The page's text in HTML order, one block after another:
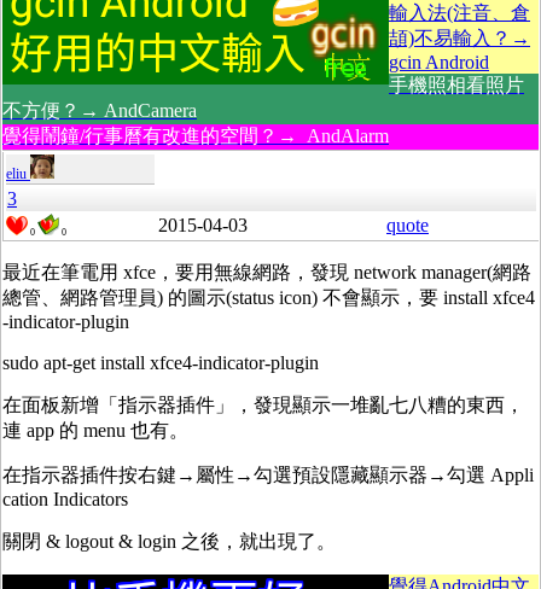
輸入法(注音、倉
頡)不易輸入？→
gcin Android
手機照相看照片
不方便？→ AndCamera
覺得鬧鐘/行事曆有改進的空間？→ AndAlarm
eliu
3
0 0 2015-04-03 quote
最近在筆電用 xfce，要用無線網路，發現 network manager(網路
總管、網路管理員) 的圖示(status icon) 不會顯示，要 install xfce4
-indicator-plugin
sudo apt-get install xfce4-indicator-plugin
在面板新增「指示器插件」，發現顯示一堆亂七八糟的東西，
連 app 的 menu 也有。
在指示器插件按右鍵→屬性→勾選預設隱藏顯示器→勾選 Appli
cation Indicators
關閉 & logout & login 之後，就出現了。